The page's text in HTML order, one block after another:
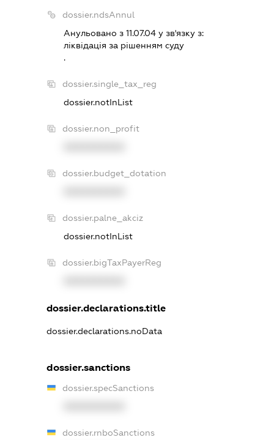
dossier.ndsAnnul
Анульовано з 11.07.04 у зв'язку з:
лiквiдацiя за рiшенням суду
.
dossier.single_tax_reg
dossier.notInList
dossier.non_profit
dossier.budget_dotation
dossier.palne_akciz
dossier.notInList
dossier.bigTaxPayerReg
dossier.declarations.title
dossier.declarations.noData
dossier.sanctions
dossier.specSanctions
dossier.rnboSanctions